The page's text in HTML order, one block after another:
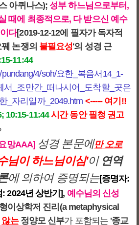
아퀴나스);성부 하느님으로부터,
때에 최종적으로, 다 받으신 예수
다[2019-12-12에 필자가 독자적
논쟁의 불필요성'의 성경 근
11:44
pundang/4/soh/요한_복음서14_1-
서_조만간_떠나시어_도착할_곳은
_자리일까_2049.htm <----- 여기!!
10:15-11:44 시간 동안 필청 권고
망AAA] 성경 본문에만 오로
님이 하느님이심'이 연역
에 의하여 증명되는[증명자:
2024년 상반기], 예수님의 신성
이상학저 진리(a metaphysical
않는 정양모 신부가 포함되는 '종교